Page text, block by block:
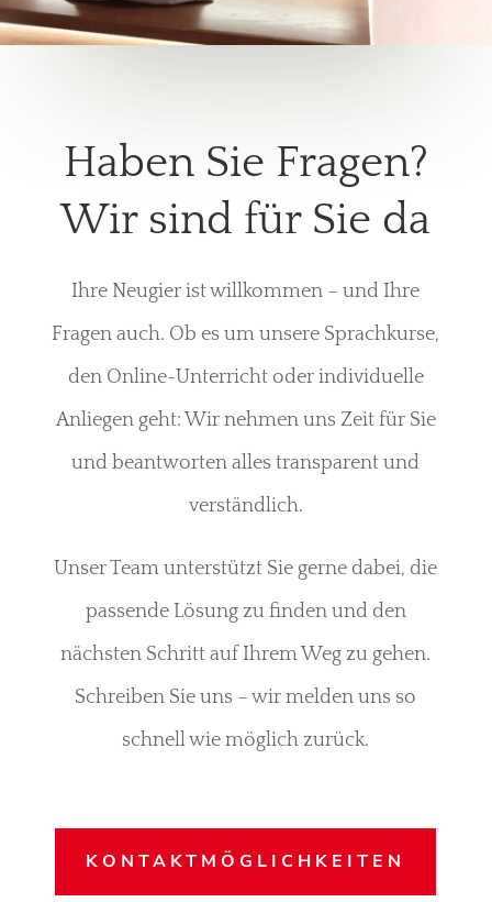
Haben Sie Fragen?
Wir sind für Sie da
Ihre Neugier ist willkommen – und Ihre
Fragen auch. Ob es um unsere Sprachkurse,
den Online-Unterricht oder individuelle
Anliegen geht: Wir nehmen uns Zeit für Sie
und beantworten alles transparent und
verständlich.
Unser Team unterstützt Sie gerne dabei, die
passende Lösung zu finden und den
nächsten Schritt auf Ihrem Weg zu gehen.
Schreiben Sie uns – wir melden uns so
schnell wie möglich zurück.
KONTAKTMÖGLICHKEITEN